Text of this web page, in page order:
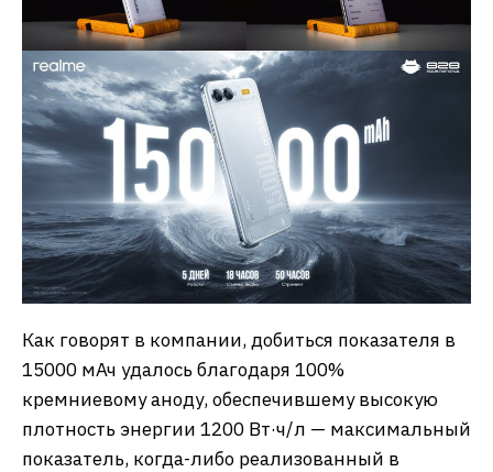
Как говорят в компании, добиться показателя в
15000 мАч удалось благодаря 100%
кремниевому аноду, обеспечившему высокую
плотность энергии 1200 Вт·ч/л — максимальный
показатель, когда-либо реализованный в